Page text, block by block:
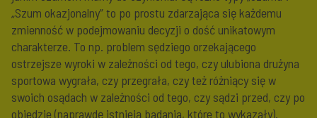
„Szum okazjonalny” to po prostu zdarzająca się każdemu
zmienność w podejmowaniu decyzji o dość unikatowym
charakterze. To np. problem sędziego orzekającego
ostrzejsze wyroki w zależności od tego, czy ulubiona drużyna
sportowa wygrała, czy przegrała, czy też różniący się w
swoich osądach w zależności od tego, czy sądzi przed, czy po
obiedzie (naprawdę istnieją badania, które to wykazały).